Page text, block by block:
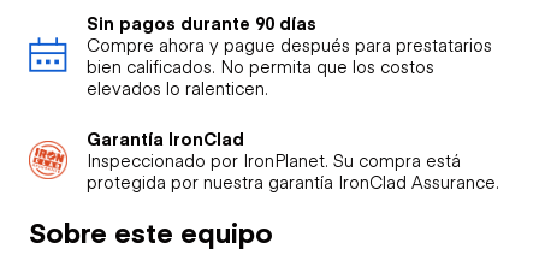
Sin pagos durante 90 días
Compre ahora y pague después para prestatarios
bien calificados. No permita que los costos
elevados lo ralenticen.
Garantía IronClad
Inspeccionado por IronPlanet. Su compra está
protegida por nuestra garantía IronClad Assurance.
Sobre este equipo